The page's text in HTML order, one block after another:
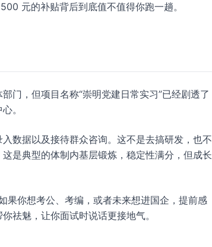
元的补贴背后到底值不值得你跑一趟。
门，但项目名称“崇明党建日常实习”已经剧透了
。
数据以及接待群众咨询。这不是去搞研发，也不
是典型的体制内基层锻炼，稳定性满分，但成长
果你想考公、考编，或者未来想进国企，提前感
祛魅，让你面试时说话更接地气。